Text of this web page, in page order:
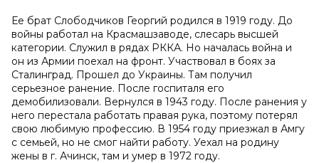
Ее брат Слободчиков Георгий родился в 1919 году. До
войны работал на Красмашзаводе, слесарь высшей
категории. Служил в рядах РККА. Но началась война и
он из Армии поехал на фронт. Участвовал в боях за
Сталинград. Прошел до Украины. Там получил
серьезное ранение. После госпиталя его
демобилизовали. Вернулся в 1943 году. После ранения у
него перестала работать правая рука, поэтому потерял
свою любимую профессию. В 1954 году приезжал в Амгу
с семьей, но не смог найти работу. Уехал на родину
жены в г. Ачинск, там и умер в 1972 году.